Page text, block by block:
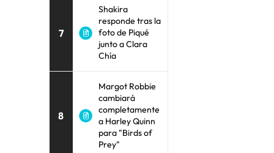
7
Shakira
responde tras la
foto de Piqué
junto a Clara
Chía
8
Margot Robbie
cambiará
completamente
a Harley Quinn
para "Birds of
Prey"